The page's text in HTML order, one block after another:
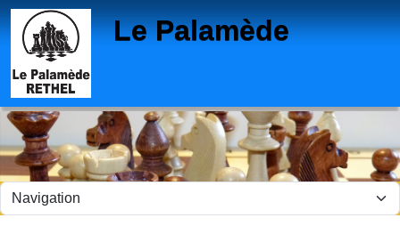
Le Palamède
Panneau de gestion des cookies